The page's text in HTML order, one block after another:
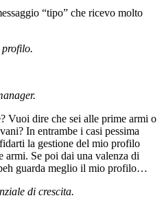
“tipo” che ricevo molto
Vuoi dire che sei alle prime armi o
In entrambe i casi pessima
la gestione del mio profilo
Se poi dai una valenza di
guarda meglio il mio profilo…
di crescita.